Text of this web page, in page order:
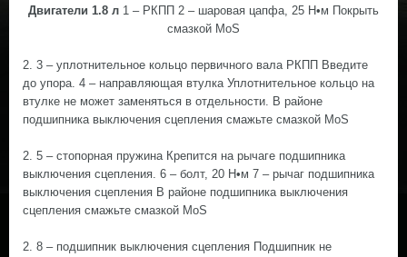
Двигатели 1.8 л 1 – РКПП 2 – шаровая цапфа, 25 Н•м Покрыть
смазкой MoS
2. 3 – уплотнительное кольцо первичного вала РКПП Введите
до упора. 4 – направляющая втулка Уплотнительное кольцо на
втулке не может заменяться в отдельности. В районе
подшипника выключения сцепления смажьте смазкой MoS
2. 5 – стопорная пружина Крепится на рычаге подшипника
выключения сцепления. 6 – болт, 20 Н•м 7 – рычаг подшипника
выключения сцепления В районе подшипника выключения
сцепления смажьте смазкой MoS
2. 8 – подшипник выключения сцепления Подшипник не